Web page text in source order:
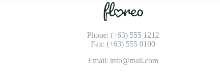
Phone: (+63) 555 1212
Fax: (+63) 555 0100
Email: info@mail.com